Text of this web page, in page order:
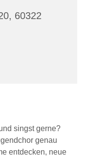
60322
singst gerne?
genau
entdecken, neue